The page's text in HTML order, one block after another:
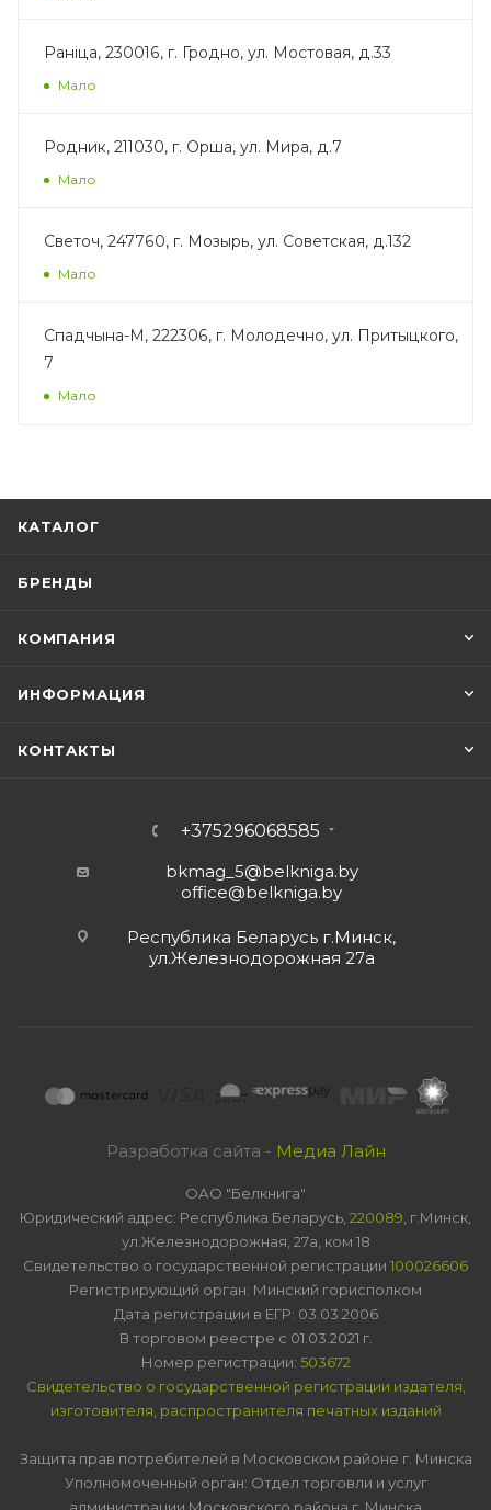
Раніца, 230016, г. Гродно, ул. Мостовая, д.33
Мало
Родник, 211030, г. Орша, ул. Мира, д.7
Мало
Светоч, 247760, г. Мозырь, ул. Советская, д.132
Мало
Спадчына-М, 222306, г. Молодечно, ул. Притыцкого,
7
Мало
КАТАЛОГ
БРЕНДЫ
КОМПАНИЯ
ИНФОРМАЦИЯ
КОНТАКТЫ
+375296068585
bkmag_5@belkniga.by
office@belkniga.by
Республика Беларусь г.Минск,
ул.Железнодорожная 27а
Разработка сайта - Медиа Лайн
ОАО "Белкнига"
Юридический адрес: Республика Беларусь, 220089 , г.Минск,
ул.Железнодорожная, 27а, ком 18
Свидетельство о государственной регистрации 100026606
Регистрирующий орган: Минский горисполком
Дата регистрации в ЕГР: 03.03.2006
В торговом реестре с 01.03.2021 г.
Номер регистрации: 503672
Свидетельство о государственной регистрации издателя,
изготовителя, распространителя печатных изданий
Защита прав потребителей в Московском районе г. Минска
Уполномоченный орган: Отдел торговли и услуг